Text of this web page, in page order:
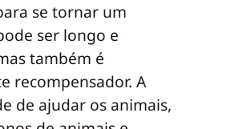
se tornar um
ser longo e
também é
recompensador. A
de ajudar os animais,